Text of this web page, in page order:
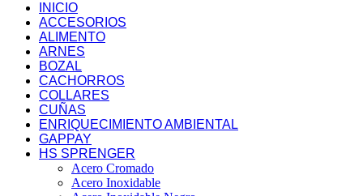
INICIO
ACCESORIOS
ALIMENTO
ARNES
BOZAL
CACHORROS
COLLARES
CUÑAS
ENRIQUECIMIENTO AMBIENTAL
GAPPAY
HS SPRENGER
Acero Cromado
Acero Inoxidable